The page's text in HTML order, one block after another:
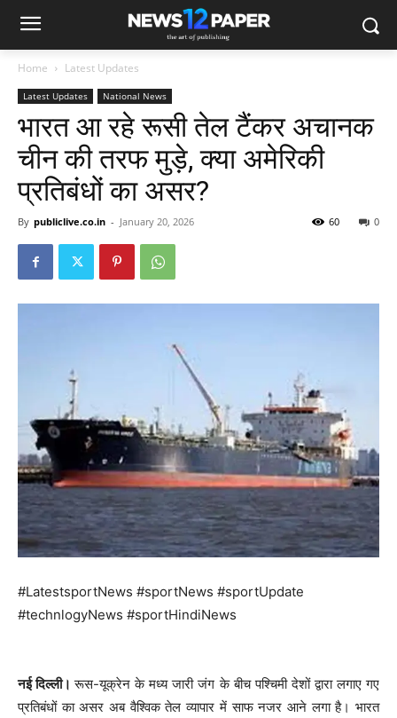
Home Latest Updates
Latest Updates National News
भारत आ रहे रूसी तेल टैंकर अचानक
चीन की तरफ मुड़े, क्या अमेरिकी
प्रतिबंधों का असर?
By publiclive.co.in - January 20, 2026 0
60
#LatestsportNews #sportNews #sportUpdate
#technlogyNews #sportHindiNews
नई दिल्ली।रूस-यूक्रेन के मध्य जारी जंग के बीच पश्चिमी देशों द्वारा लगाए गए
प्रतिबंधों का असर अब वैश्विक तेल व्यापार में साफ नजर आने लगा है। भारत